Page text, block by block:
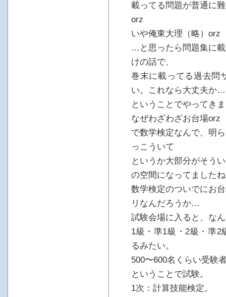
載ってる問題が普通に
orz
いや俺東大理（略）orz
…と思ったら問題集に
けの話で、
巻末に載ってる過去問
い。これなら大丈夫か
ということでやってき
なぜわざわざお台場orz
で数学検定なんで、明
っこういて
というか大部分がそう
の空間になってました
数学検定のついでにお
リなんだろうか…
試験会場に入ると、な
1級・準1級・2級・準2
るみたい。
500〜600名くらい受験
ということで試験。
1次：計算技能検定。